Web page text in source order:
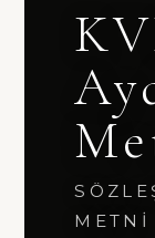
METNI